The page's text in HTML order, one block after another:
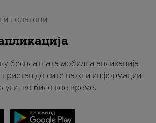
податоци
бесплатната мобилна апликација
пристап до сите важни информации
во било кое време.